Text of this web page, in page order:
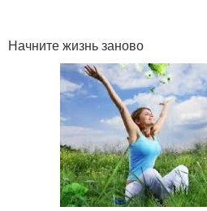
Начните жизнь заново